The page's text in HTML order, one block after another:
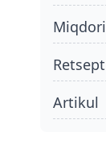
miqdori
retsept
Artikul